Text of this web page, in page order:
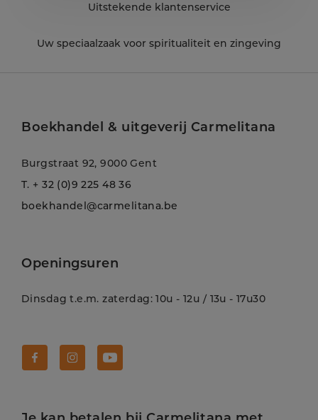
Uitstekende klantenservice
Uw speciaalzaak voor spiritualiteit en zingeving
Boekhandel & uitgeverij Carmelitana
Burgstraat 92, 9000 Gent
T. + 32 (0)9 225 48 36
boekhandel@carmelitana.be
Openingsuren
Dinsdag t.e.m. zaterdag: 10u - 12u / 13u - 17u30